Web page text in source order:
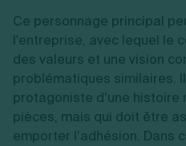
Ce personnage principal
l'entreprise, avec lequel le
des valeurs et une vision
problématiques similaires.
protagoniste d’une
pièces, mais qui doit être
emporter l’adhésion. Dans